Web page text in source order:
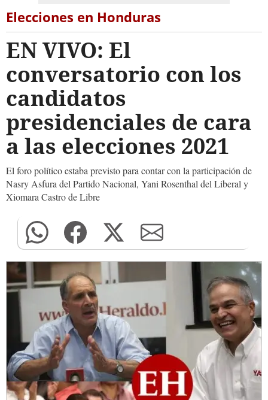
Elecciones en Honduras
EN VIVO: El
conversatorio con los
candidatos
presidenciales de cara
a las elecciones 2021
El foro político estaba previsto para contar con la participación de
Nasry Asfura del Partido Nacional, Yani Rosenthal del Liberal y
Xiomara Castro de Libre